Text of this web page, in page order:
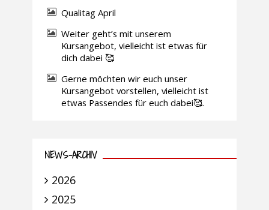
Qualitag April
Weiter geht’s mit unserem
Kursangebot, vielleicht ist etwas für
dich dabei 🥰
Gerne möchten wir euch unser
Kursangebot vorstellen, vielleicht ist
etwas Passendes für euch dabei🥰.
NEWS-ARCHIV
2026
2025